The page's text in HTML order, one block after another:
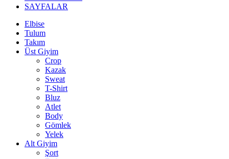
SAYFALAR
Elbise
Tulum
Takım
Üst Giyim
Crop
Kazak
Sweat
T-Shirt
Bluz
Atlet
Body
Gömlek
Yelek
Alt Giyim
Şort